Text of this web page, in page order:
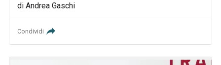
di Andrea Gaschi
Condividi